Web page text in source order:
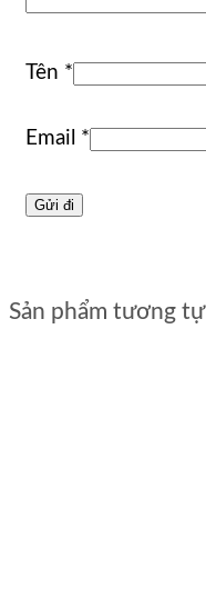
Tên *
Email *
Sản phẩm tương tự